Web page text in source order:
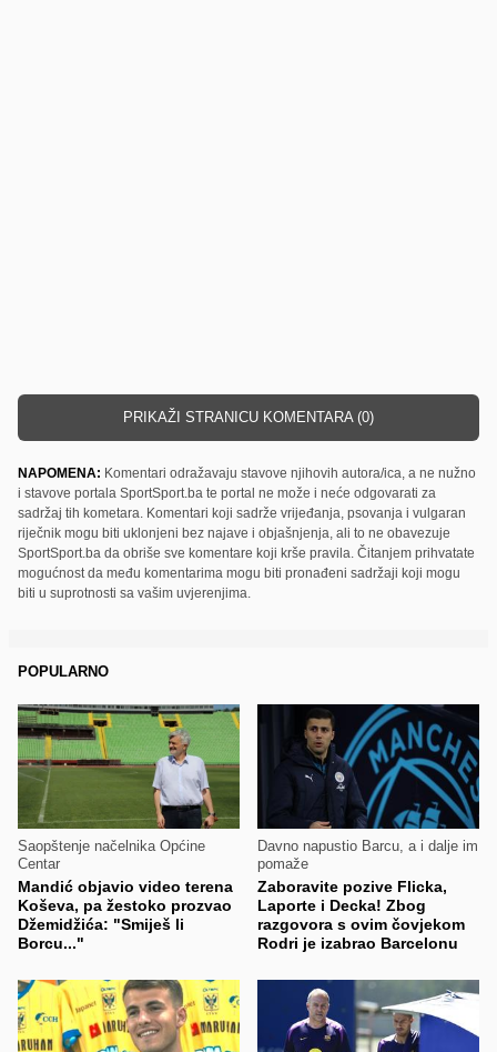
PRIKAŽI STRANICU KOMENTARA (0)
NAPOMENA: Komentari odražavaju stavove njihovih autora/ica, a ne nužno
i stavove portala SportSport.ba te portal ne može i neće odgovarati za
sadržaj tih kometara. Komentari koji sadrže vrijeđanja, psovanja i vulgaran
riječnik mogu biti uklonjeni bez najave i objašnjenja, ali to ne obavezuje
SportSport.ba da obriše sve komentare koji krše pravila. Čitanjem prihvatate
mogućnost da među komentarima mogu biti pronađeni sadržaji koji mogu
biti u suprotnosti sa vašim uvjerenjima.
POPULARNO
Saopštenje načelnika Općine
Centar
Mandić objavio video terena
Koševa, pa žestoko prozvao
Džemidžića: "Smiješ li
Borcu..."
Davno napustio Barcu, a i dalje im
pomaže
Zaboravite pozive Flicka,
Laporte i Decka! Zbog
razgovora s ovim čovjekom
Rodri je izabrao Barcelonu